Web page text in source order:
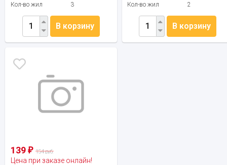
Кол-во жил
3
В корзину
Кол-во жил
2
В корзину
139 ₽ 154 руб.
Цена при заказе онлайн!